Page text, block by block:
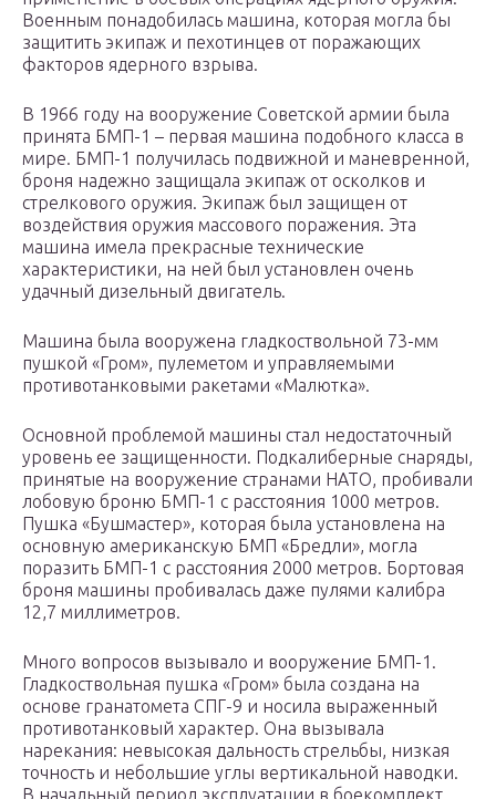
Военным понадобилась машина, которая могла бы
защитить экипаж и пехотинцев от поражающих
факторов ядерного взрыва.
В 1966 году на вооружение Советской армии была
принята БМП-1 – первая машина подобного класса в
мире. БМП-1 получилась подвижной и маневренной,
броня надежно защищала экипаж от осколков и
стрелкового оружия. Экипаж был защищен от
воздействия оружия массового поражения. Эта
машина имела прекрасные технические
характеристики, на ней был установлен очень
удачный дизельный двигатель.
Машина была вооружена гладкоствольной 73-мм
пушкой «Гром», пулеметом и управляемыми
противотанковыми ракетами «Малютка».
Основной проблемой машины стал недостаточный
уровень ее защищенности. Подкалиберные снаряды,
принятые на вооружение странами НАТО, пробивали
лобовую броню БМП-1 с расстояния 1000 метров.
Пушка «Бушмастер», которая была установлена на
основную американскую БМП «Бредли», могла
поразить БМП-1 с расстояния 2000 метров. Бортовая
броня машины пробивалась даже пулями калибра
12,7 миллиметров.
Много вопросов вызывало и вооружение БМП-1.
Гладкоствольная пушка «Гром» была создана на
основе гранатомета СПГ-9 и носила выраженный
противотанковый характер. Она вызывала
нарекания: невысокая дальность стрельбы, низкая
точность и небольшие углы вертикальной наводки.
В начальный период эксплуатации в боекомплект